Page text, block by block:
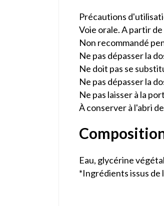
Précautions
Voie orale. A partir de
Non recommandé
Ne pas dépasser la
Ne doit pas se
Ne pas dépasser la
Ne pas laisser à la
À conserver à l'abri
Eau, glycérine
*Ingrédients issus